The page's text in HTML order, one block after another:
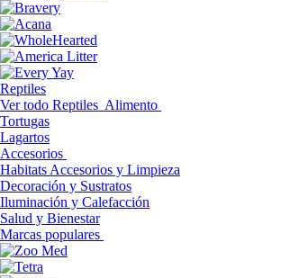
Reptiles
Ver todo Reptiles Alimento
Tortugas
Lagartos
Accesorios
Habitats Accesorios y Limpieza
Decoración y Sustratos
Iluminación y Calefacción
Salud y Bienestar
Marcas populares